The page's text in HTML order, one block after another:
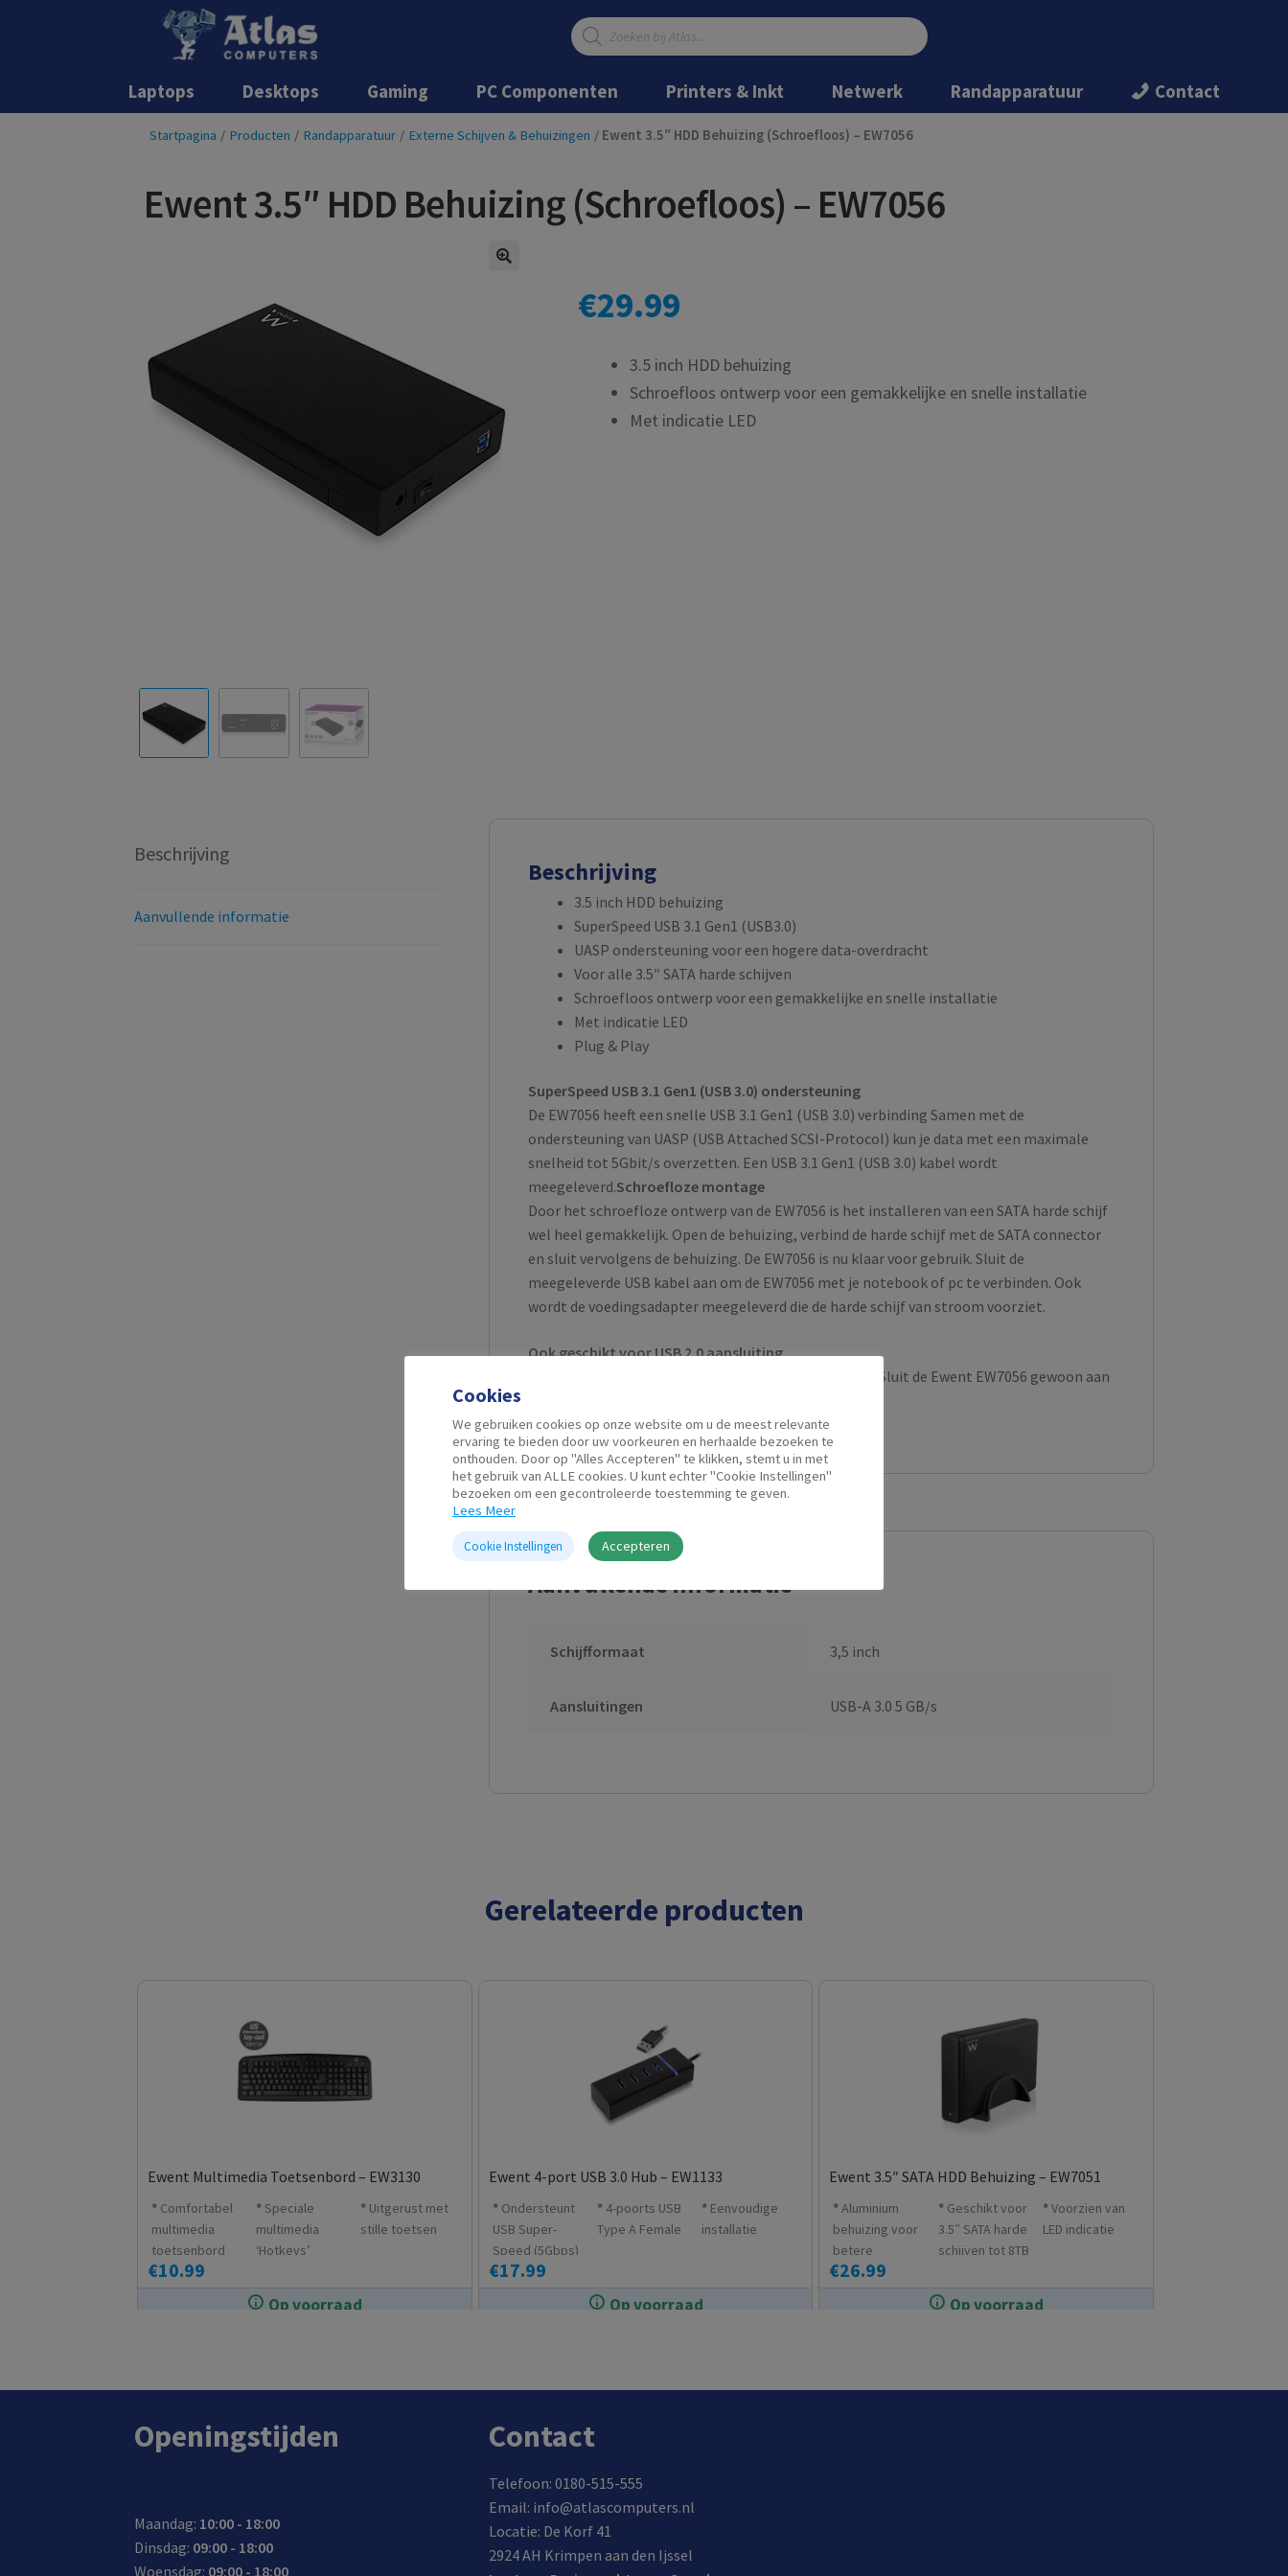
Ga
naar
navigatie
Ga
inhoud
Producten
zoeken
Laptops Desktops Gaming PC Componenten Printers & Inkt Netwerk Randapparatuur Contact
Startpagina / Producten / Randapparatuur / Externe Schijven & Behuizingen / Ewent 3.5″ HDD Behuizing (Schroefloos) – EW7056
Ewent 3.5″ HDD Behuizing (Schroefloos) – EW7056
€29.99
3.5 inch HDD behuizing
Schroefloos ontwerp voor een gemakkelijke en snelle installatie
Met indicatie LED
Beschrijving
Aanvullende informatie
Beschrijving
3.5 inch HDD behuizing
SuperSpeed USB 3.1 Gen1 (USB3.0)
UASP ondersteuning voor een hogere data-overdracht
Voor alle 3.5″ SATA harde schijven
Schroefloos ontwerp voor een gemakkelijke en snelle installatie
Met indicatie LED
Plug & Play
SuperSpeed USB 3.1 Gen1 (USB 3.0) ondersteuning
De EW7056 heeft een snelle USB 3.1 Gen1 (USB 3.0) verbinding Samen met de
ondersteuning van UASP (USB Attached SCSI-Protocol) kun je data met een maximale
snelheid tot 5Gbit/s overzetten. Een USB 3.1 Gen1 (USB 3.0) kabel wordt
meegeleverd.Schroefloze montage
Door het schroefloze ontwerp van de EW7056 is het installeren van een SATA harde schijf
wel heel gemakkelijk. Open de behuizing, verbind de harde schijf met de SATA connector
en sluit vervolgens de behuizing. De EW7056 is nu klaar voor gebruik. Sluit de
meegeleverde USB kabel aan om de EW7056 met je notebook of pc te verbinden. Ook
wordt de voedingsadapter meegeleverd die de harde schijf van stroom voorziet.
Ook geschikt voor USB 2.0 aansluiting
Geen USB 3.1 Gen1 (USB 3.0) poort op je laptop of pc? Sluit de Ewent EW7056 gewoon aan
Aanvullende informatie
Schijfformaat 3,5 inch
Aansluitingen USB-A 3.0 5 GB/s
Gerelateerde producten
Op voorraad
Ewent Multimedia Toetsenbord – EW3130
€10.99
Comfortabel
multimedia
toetsenbord
met USB
Speciale
multimedia
‘Hotkeys’
Uitgerust met
stille toetsen
Op voorraad
Ewent 4-port USB 3.0 Hub – EW1133
€17.99
Ondersteunt
USB Super-
Speed (5Gbps)
en High Speed
4-poorts USB
Type A Female
Eenvoudige
installatie
Op voorraad
Ewent 3.5″ SATA HDD Behuizing – EW7051
€26.99
Aluminium
behuizing voor
betere
warmtegeleiding
Geschikt voor
3.5″ SATA harde
schijven tot 8TB
Voorzien van
LED indicatie
Openingstijden
Maandag: 10:00 - 18:00
Dinsdag: 09:00 - 18:00
Woensdag: 09:00 - 18:00
Contact
Telefoon: 0180-515-555
Email: info@atlascomputers.nl
Locatie: De Korf 41
2924 AH Krimpen aan den Ijssel
Cookies
We gebruiken cookies op onze website om u de meest relevante
ervaring te bieden door uw voorkeuren en herhaalde bezoeken te
onthouden. Door op "Alles Accepteren" te klikken, stemt u in met
het gebruik van ALLE cookies. U kunt echter "Cookie Instellingen"
bezoeken om een gecontroleerde toestemming te geven.
Lees Meer
Cookie Instellingen Accepteren